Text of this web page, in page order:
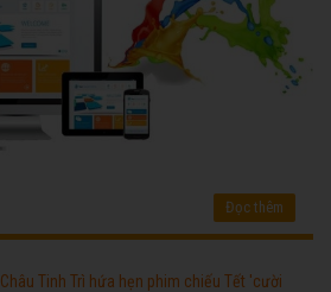
Đọc thêm
Châu Tinh Trì hứa hẹn phim chiếu Tết 'cười